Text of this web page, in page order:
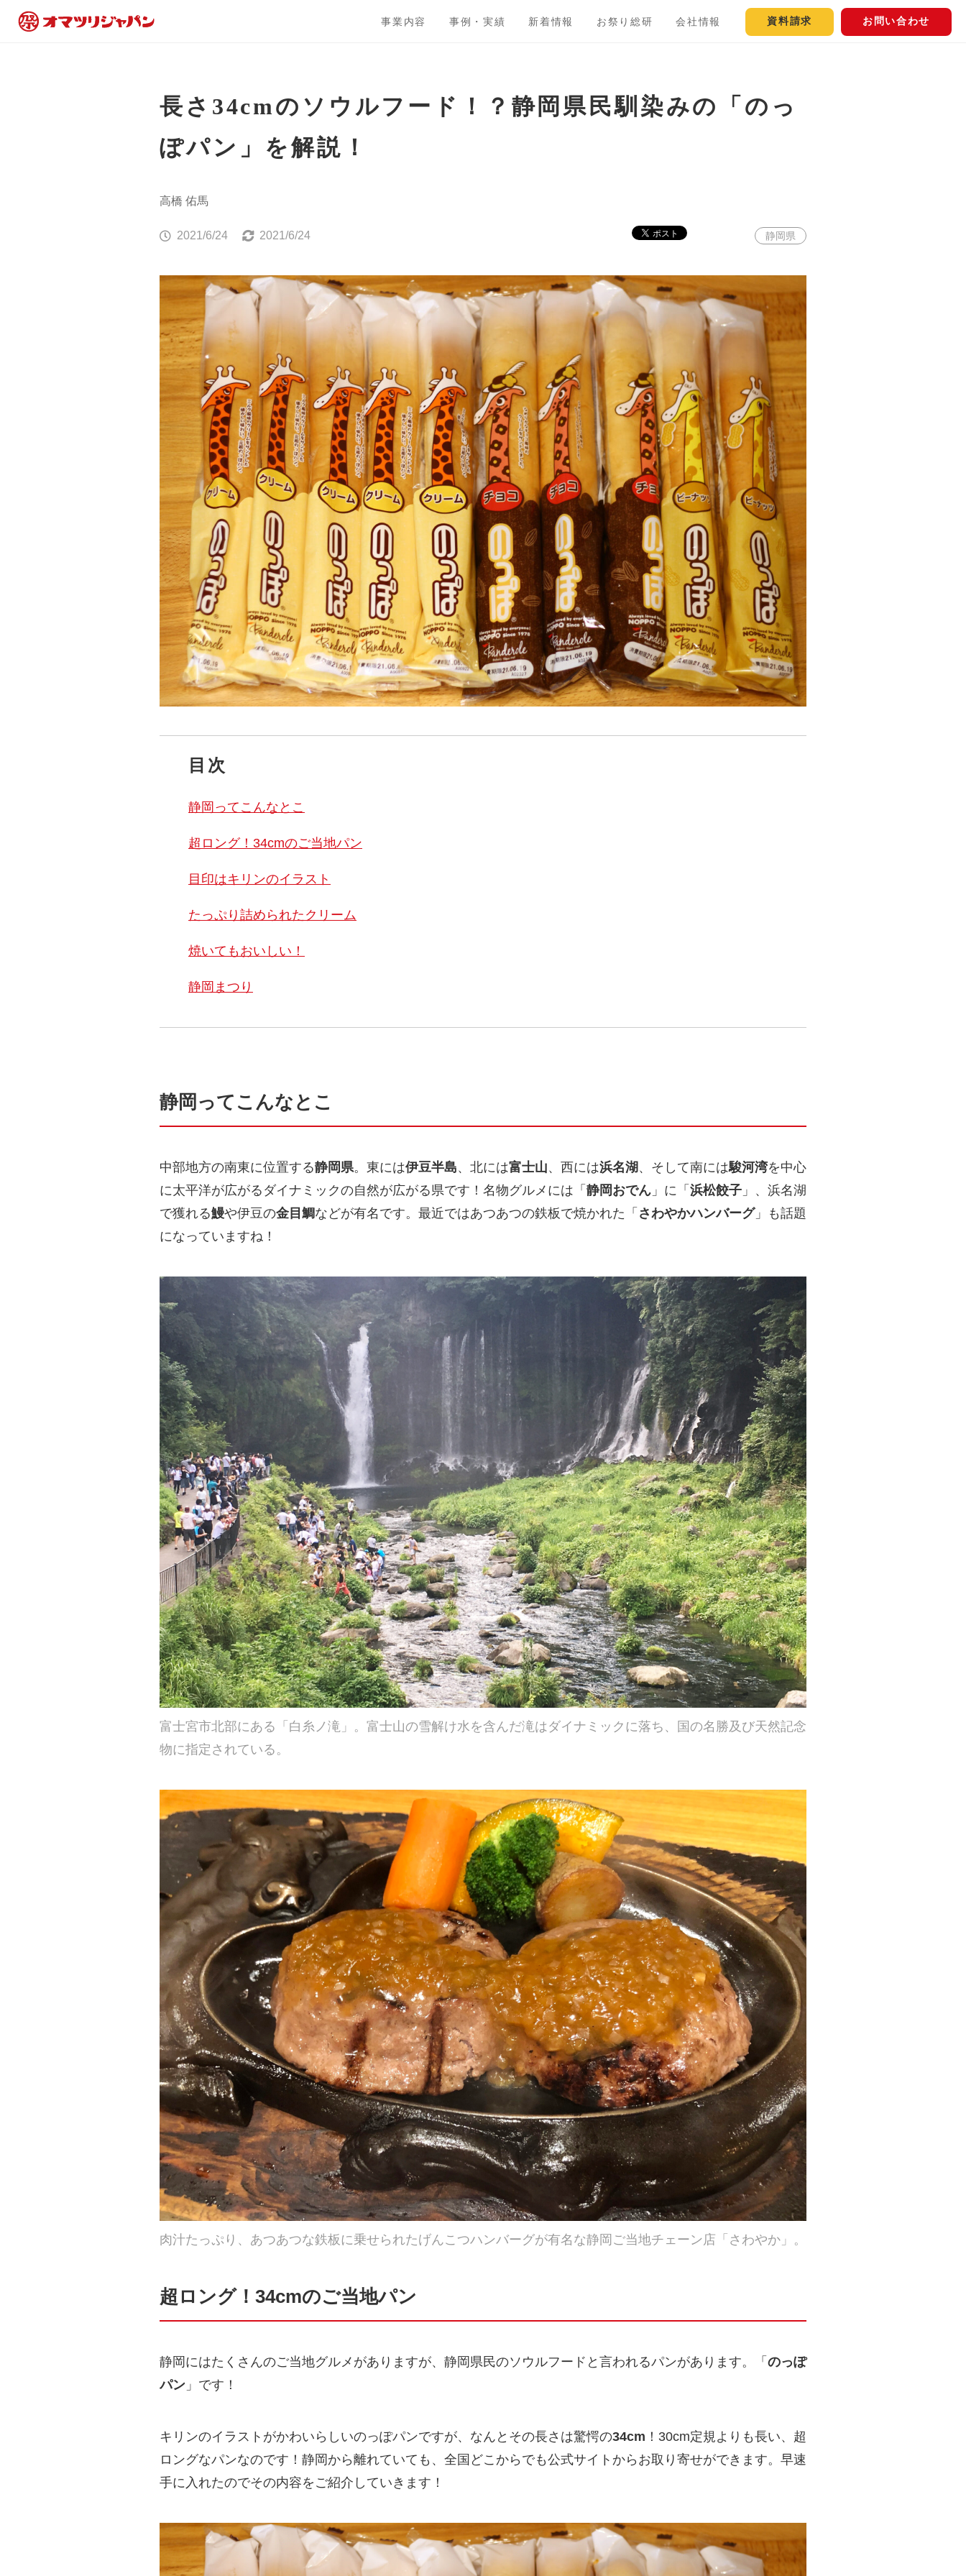
事業内容 事例・実績 新着情報 お祭り総研 会社情報 資料請求 お問い合わせ
長さ34cmのソウルフード！？静岡県民馴染みの「のっ
ぽパン」を解説！
高橋 佑馬
2021/6/24 2021/6/24 静岡県
目次
静岡ってこんなとこ
超ロング！34cmのご当地パン
目印はキリンのイラスト
たっぷり詰められたクリーム
焼いてもおいしい！
静岡まつり
静岡ってこんなとこ
中部地方の南東に位置する静岡県。東には伊豆半島、北には富士山、西には浜名湖 、そして南には駿河湾を中心
に太平洋が広がるダイナミックの自然が広がる県です！名物グルメには「 静岡おでん 」に「 浜松餃子 」、浜名湖
で獲れる鰻や伊豆の金目鯛などが有名です。最近ではあつあつの鉄板で焼かれた「 さわやかハンバーグ」も話題
になっていますね！
富士宮市北部にある「白糸ノ滝」。富士山の雪解け水を含んだ滝はダイナミックに落ち、国の名勝及び天然記念
物に指定されている。
肉汁たっぷり、あつあつな鉄板に乗せられたげんこつハンバーグが有名な静岡ご当地チェーン店「さわやか」。
超ロング！34cmのご当地パン
静岡にはたくさんのご当地グルメがありますが、静岡県民のソウルフードと言われるパンがあります。「 のっぽ
パン 」です！
キリンのイラストがかわいらしいのっぽパンですが、なんとその長さは驚愕の34cm ！30cm定規よりも長い、超
ロングなパンなのです！静岡から離れていても、全国どこからでも公式サイトからお取り寄せができます。早速
手に入れたのでその内容をご紹介していきます！